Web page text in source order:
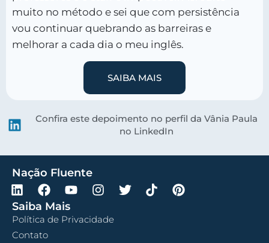
muito no método e sei que com persistência
vou continuar quebrando as barreiras e
melhorar a cada dia o meu inglês.
SAIBA MAIS
Confira este depoimento no perfil da Vânia Paula
no LinkedIn
Nação Fluente
Saiba Mais
Política de Privacidade
Contato